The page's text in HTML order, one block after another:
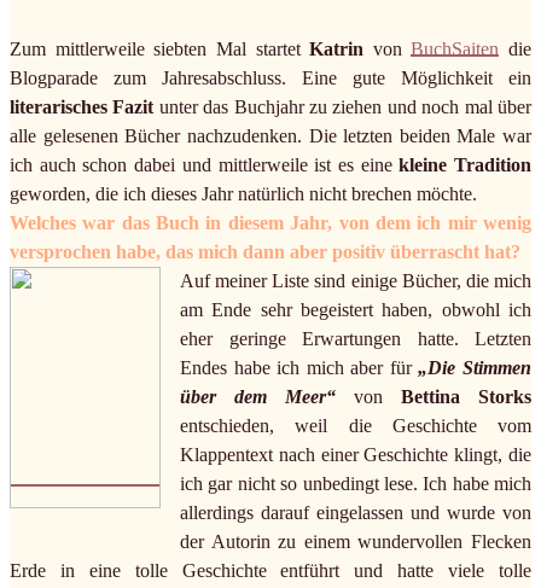
Zum mittlerweile siebten Mal startetKatrin vonBuchSaiten die
Blogparade zum Jahresabschluss. Eine gute Möglichkeit ein
literarisches Fazit unter das Buchjahr zu ziehen und noch mal über
alle gelesenen Bücher nachzudenken. Die letzten beiden Male war
ich auch schon dabei und mittlerweile ist es einekleine Tradition
geworden, die ich dieses Jahr natürlich nicht brechen möchte.
Welches war das Buch in diesem Jahr, von dem ich mir wenig
versprochen habe, das mich dann aber positiv überrascht hat?
Auf meiner Liste sind einige Bücher, die mich
am Ende sehr begeistert haben, obwohl ich
eher geringe Erwartungen hatte. Letzten
Endes habe ich mich aber für„Die Stimmen
über dem Meer“ von Bettina Storks
entschieden, weil die Geschichte vom
Klappentext nach einer Geschichte klingt, die
ich gar nicht so unbedingt lese. Ich habe mich
allerdings darauf eingelassen und wurde von
der Autorin zu einem wundervollen Flecken
Erde in eine tolle Geschichte entführt und hatte viele tolle